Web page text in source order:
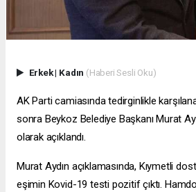
Erkek| Kadın (Haberi Sesli Oku)
AK Parti camiasında tedirginlikle
sonra Beykoz Belediye Başkanı Murat
olarak açıklandı.
Murat Aydın açıklamasında, Kıymetli
eşimin Kovid-19 testi pozitif çıktı.